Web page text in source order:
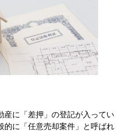
産に「差押」の登記が入ってい
的に「任意売却案件」と呼ばれ